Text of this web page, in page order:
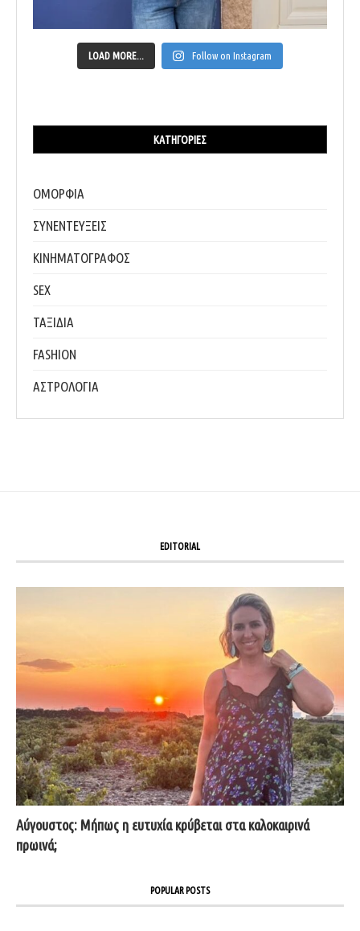
LOAD MORE... Follow on Instagram
ΚΑΤΗΓΟΡΊΕΣ
ΟΜΟΡΦΙΑ
ΣΥΝΕΝΤΕΥΞΕΙΣ
ΚΙΝΗΜΑΤΟΓΡΑΦΟΣ
SEX
ΤΑΞΙΔΙΑ
FASHION
ΑΣΤΡΟΛΟΓΙΑ
EDITORIAL
Αύγουστος: Μήπως η ευτυχία κρύβεται στα καλοκαιρινά
πρωινά;
POPULAR POSTS